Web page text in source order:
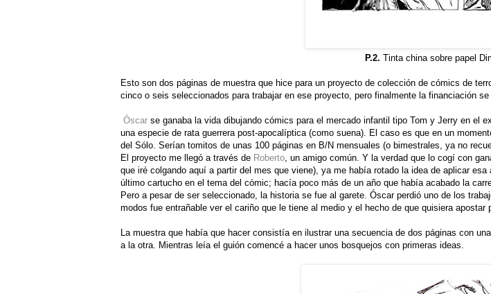
P.2. Tinta china sobre papel
Esto son dos páginas de muestra que hice para un proyecto de colección de cómics de
cinco o seis seleccionados para trabajar en ese proyecto, pero finalmente la financiación
Óscar se ganaba la vida dibujando cómics para el mercado infantil tipo Tom y Jerry en el
una especie de rata guerrera post-apocalíptica (como suena). El caso es que en un
del Sólo. Serían tomitos de unas 100 páginas en B/N mensuales (o bimestrales, ya no
El proyecto me llegó a través de Roberto , un amigo común. Y la verdad que lo cogí con
que iré colgando aquí a partir del mes que viene), ya me había rotado la idea de aplicar
último cartucho en el tema del cómic; hacía poco más de un año que había acabado la
Pero a pesar de ser seleccionado, la historia se fue al garete. Óscar perdió uno de los
modos fue entrañable ver el cariño que le tiene al medio y el hecho de que quisiera apostar
La muestra que había que hacer consistía en ilustrar una secuencia de dos páginas con
a la otra. Mientras leía el guión comencé a hacer unos bosquejos con primeras ideas.